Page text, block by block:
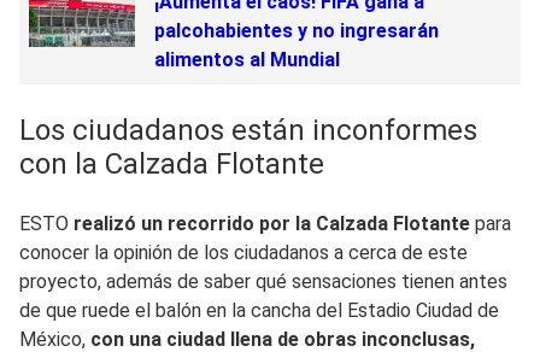
palcohabientes y no ingresarán
alimentos al Mundial
Los ciudadanos están inconformes
con la Calzada Flotante
ESTO realizó un recorrido por la Calzada Flotante para
conocer la opinión de los ciudadanos a cerca de este
proyecto, además de saber qué sensaciones tienen antes
de que ruede el balón en la cancha del Estadio Ciudad de
México, con una ciudad llena de obras inconclusas,